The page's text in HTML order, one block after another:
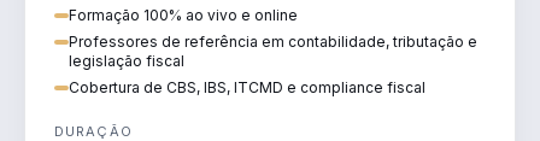
Formação 100% ao vivo e online
Professores de referência em contabilidade, tributação e
legislação fiscal
Cobertura de CBS, IBS, ITCMD e compliance fiscal
DURAÇÃO